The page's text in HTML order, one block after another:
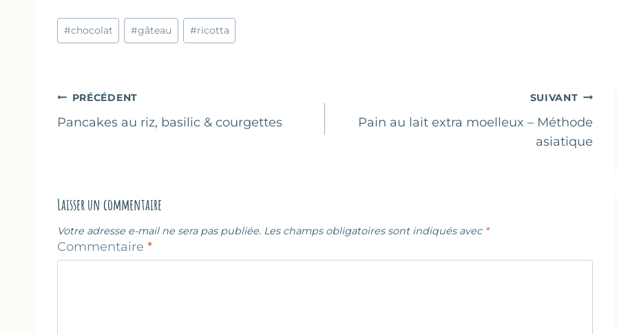
Étiquettes
de
#chocolat #gâteau #ricotta
Navigation
de
PRÉCÉDENT
Pancakes au riz, basilic & courgettes
SUIVANT
Pain au lait extra moelleux – Méthode
asiatique
Laisser un commentaire
Votre adresse e-mail ne sera pas publiée. Les champs obligatoires sont indiqués avec *
Commentaire *